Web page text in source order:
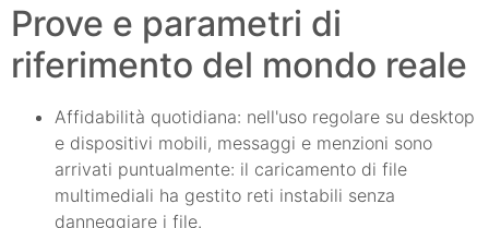
Prove e parametri di
riferimento del mondo reale
Affidabilità quotidiana: nell'uso regolare su desktop
e dispositivi mobili, messaggi e menzioni sono
arrivati puntualmente: il caricamento di file
multimediali ha gestito reti instabili senza
danneggiare i file.